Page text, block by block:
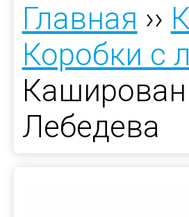
Главная ››
Коробки с
Лебедева